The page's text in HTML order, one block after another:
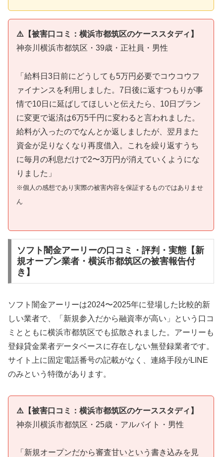
⚠️【被害口コミ：横浜市都筑区のケーススタディ】
神奈川横浜市都筑区・39歳・正社員・男性
「給料日3日前にどうしても5万円必要でコウコウフ
ァイナンスを利用しました。7日後に返すつもりが事
情で10日に延ばしてほしいと伝えたら、10日プラン
に変更で返済は6万5千円に変わると言われました。
給料が入ったのでなんとか返しましたが、翌月また
資金が足りなくなり再度借入。これを繰り返すうち
に毎月の利息だけで2〜3万円が消えていくようにな
りました」
※個人の感想であり実際の被害内容を保証するものではありませ
ん
ソフト闇金アーリーの口コミ・評判・実態【新
規オープン業者・横浜市都筑区の被害報告付
き】
ソフト闇金アーリーは2024〜2025年に登場した比較的新
しい業者で、「新規参入だから融資率が高い」という口コ
ミとともに横浜市都筑区でも拡散されました。アーリーも
登録貸金業者データベースに存在しない無登録業者です。
サイト上に固定電話番号の記載がなく、連絡手段がLINE
のみという特徴があります。
⚠️【被害口コミ：横浜市都筑区のケーススタディ】
神奈川横浜市都筑区・25歳・アルバイト・男性
「新規オープンだから審査甘いという書き込みを見